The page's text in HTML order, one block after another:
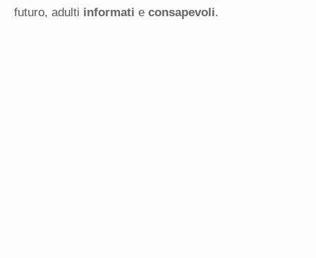
futuro, adulti informati e consapevoli.